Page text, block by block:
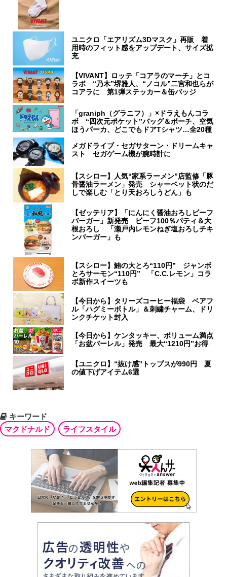
ユニクロ「エアリズム3Dマスク」再販 着
用時のフィット感をアップデート、サイズ拡
充
【VIVANT】ロッテ「コアラのマーチ」とコ
ラボ “乃木”堺雅人、“ノコル”二宮和也らが
コアラに 第1弾ステッカー＆缶バッジ
「graniph（グラニフ）」×ドラえもんコラ
ボ “四次元ポケット”バッグ＆ポーチ、空気
ほうパーカ、どこでもドアTシャツ…全20種
メガドライブ・セガサターン・ドリームキャ
スト セガゲーム機が腕時計に
【スシロー】人気“家系ラーメン”店監修「豚
骨醤油ラーメン」発売 シャーベット状のだ
しで楽しむ「とり天おろしうどん」も
【ゼッテリア】「にんにく醤油おろしビーフ
バーガー」新発売 ビーフ100％パティ＆大
根おろし 「瀬戸内レモンねぎ塩おろしチキ
ンバーガー」も
【スシロー】鮪の大とろ“110円” ジャンボ
とろサーモン“110円” 「C.C.レモン」コラ
ボ新作スイーツも
【今日から】タリーズコーヒー福袋 ベアフ
ル「ハグミーボトル」＆刺繍チャーム、ドリ
ンクチケット封入
【今日から】ケンタッキー、ボリューム満点
「お盆バーレル」発売 最大“1210円”お得
【ユニクロ】“抜け感”トップスが990円 夏
の値下げアイテム6選
キーワード
マクドナルド
ライフスタイル